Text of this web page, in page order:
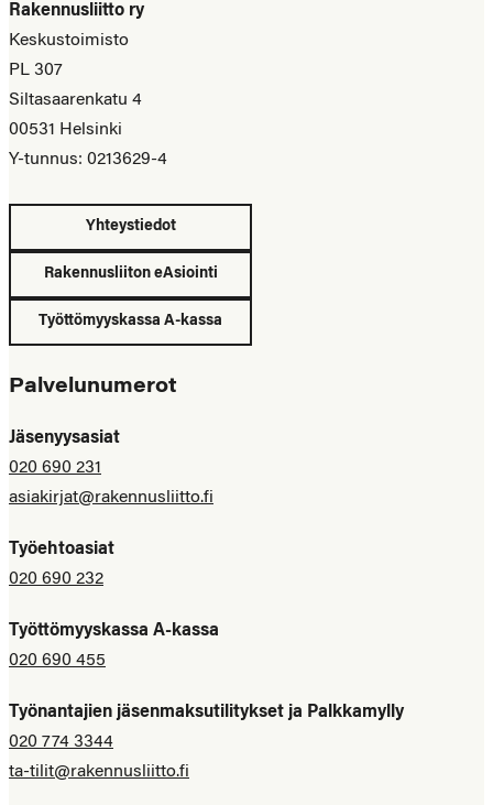
Rakennusliitto ry
Keskustoimisto
PL 307
Siltasaarenkatu 4
00531 Helsinki
Y-tunnus: 0213629-4
Yhteystiedot
Rakennusliiton eAsiointi
Työttömyyskassa A-kassa
Palvelunumerot
Jäsenyysasiat
020 690 231
asiakirjat@rakennusliitto.fi
Työehtoasiat
020 690 232
Työttömyyskassa A-kassa
020 690 455
Työnantajien jäsenmaksutilitykset ja Palkkamylly
020 774 3344
ta-tilit@rakennusliitto.fi